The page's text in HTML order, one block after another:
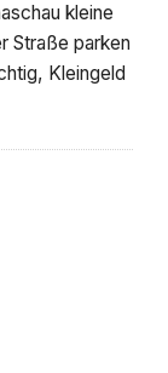
kleine
Straße parken
Kleingeld